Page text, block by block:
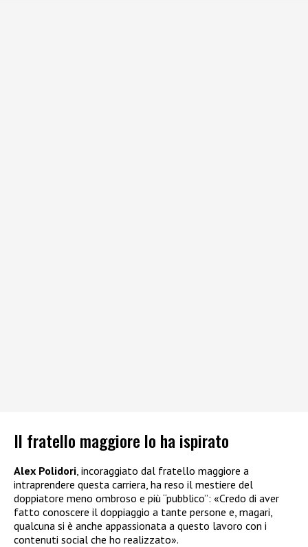
Il fratello maggiore lo ha ispirato
Alex Polidori , incoraggiato dal fratello maggiore a
intraprendere questa carriera, ha reso il mestiere del
doppiatore meno ombroso e più “pubblico”: «Credo di aver
fatto conoscere il doppiaggio a tante persone e, magari,
qualcuna si è anche appassionata a questo lavoro con i
contenuti social che ho realizzato».